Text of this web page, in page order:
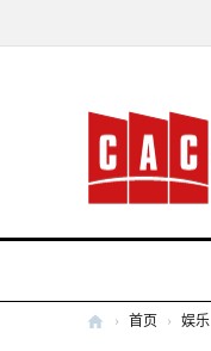
› 首页 › 娱乐